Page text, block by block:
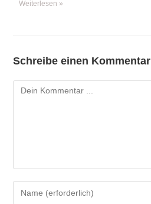
Weiterlesen »
Schreibe einen Kommentar